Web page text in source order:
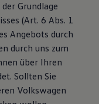
Grundlage
(Art. 6 Abs. 1
Angebots durch
durch uns zum
über Ihren
Sollten Sie
Volkswagen